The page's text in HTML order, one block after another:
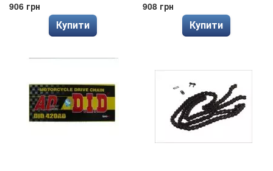
906 грн
Купити
908 грн
Купити